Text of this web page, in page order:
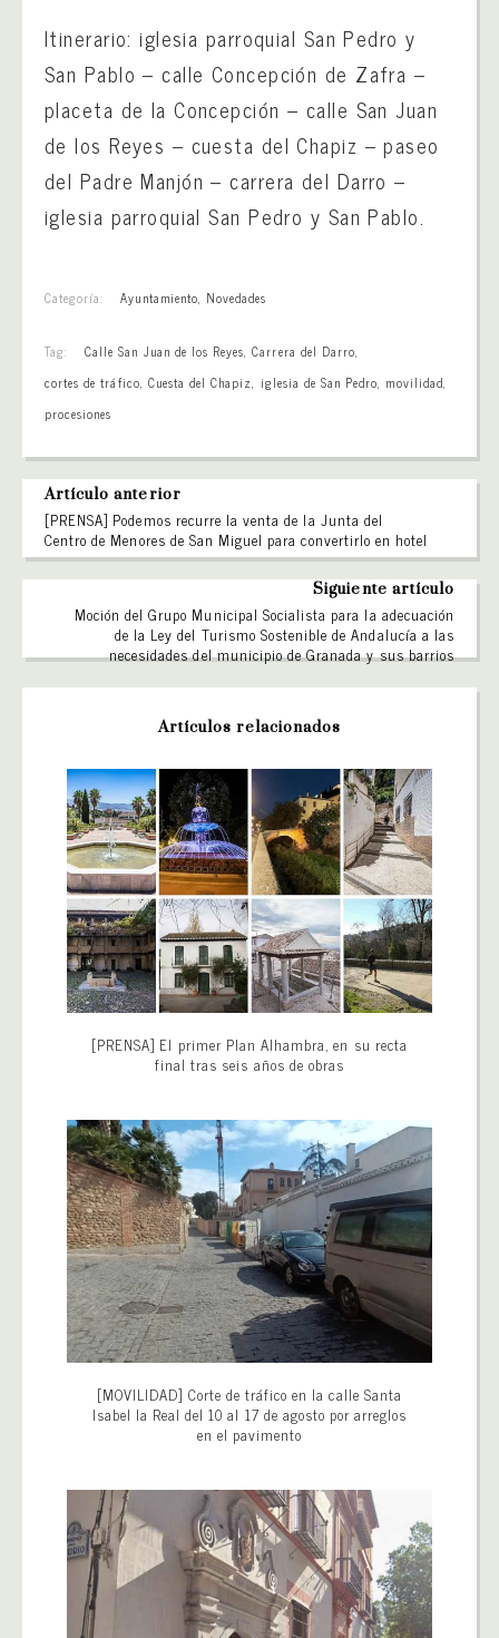
Itinerario: iglesia parroquial San Pedro y
San Pablo – calle Concepción de Zafra –
placeta de la Concepción – calle San Juan
de los Reyes – cuesta del Chapiz – paseo
del Padre Manjón – carrera del Darro –
iglesia parroquial San Pedro y San Pablo.
Categoría: Ayuntamiento, Novedades
Tag: Calle San Juan de los Reyes,Carrera del Darro,
cortes de tráfico, Cuesta del Chapiz, iglesia de San Pedro, movilidad,
procesiones
Artículo anterior
[PRENSA] Podemos recurre la venta de la Junta del
Centro de Menores de San Miguel para convertirlo en hotel
Siguiente artículo
Moción del Grupo Municipal Socialista para la adecuación
de la Ley del Turismo Sostenible de Andalucía a las
necesidades del municipio de Granada y sus barrios
Artículos relacionados
[PRENSA] El primer Plan Alhambra, en su recta
final tras seis años de obras
[MOVILIDAD] Corte de tráfico en la calle Santa
Isabel la Real del 10 al 17 de agosto por arreglos
en el pavimento